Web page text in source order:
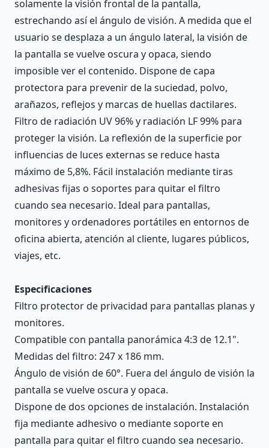
solamente la visión frontal de la pantalla,
estrechando así el ángulo de visión. A medida que el
usuario se desplaza a un ángulo lateral, la visión de
la pantalla se vuelve oscura y opaca, siendo
imposible ver el contenido. Dispone de capa
protectora para prevenir de la suciedad, polvo,
arañazos, reflejos y marcas de huellas dactilares.
Filtro de radiación UV 96% y radiación LF 99% para
proteger la visión. La reflexión de la superficie por
influencias de luces externas se reduce hasta
máximo de 5,8%. Fácil instalación mediante tiras
adhesivas fijas o soportes para quitar el filtro
cuando sea necesario. Ideal para pantallas,
monitores y ordenadores portátiles en entornos de
oficina abierta, atención al cliente, lugares públicos,
viajes, etc.
Especificaciones
Filtro protector de privacidad para pantallas planas y
monitores.
Compatible con pantalla panorámica 4:3 de 12.1".
Medidas del filtro: 247 x 186 mm.
Ángulo de visión de 60°. Fuera del ángulo de visión la
pantalla se vuelve oscura y opaca.
Dispone de dos opciones de instalación. Instalación
fija mediante adhesivo o mediante soporte en
pantalla para quitar el filtro cuando sea necesario.